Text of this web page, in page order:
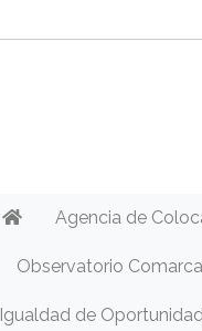
Agencia de
Observatorio
Igualdad de